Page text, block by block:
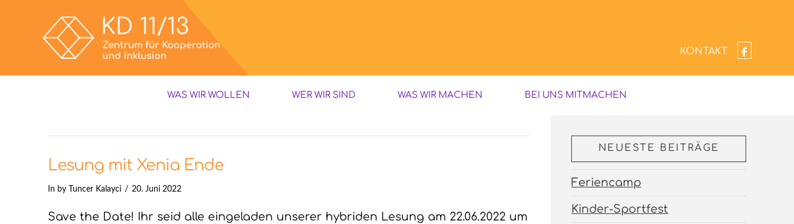
KONTAKT
WAS WIR WOLLEN WER WIR SIND WAS WIR MACHEN BEI UNS MITMACHEN
Lesung mit Xenia Ende
In by Tuncer Kalayci 20. Juni 2022
Save the Date! Ihr seid alle eingeladen unserer hybriden Lesung am 22.06.2022 um
NEUESTE BEITRÄGE
Feriencamp
Kinder-Sportfest